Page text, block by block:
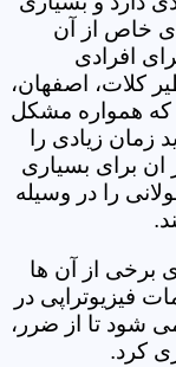
خاص از آن
افرادی
کلات، اصفهان،
که همواره مشکل
زمان زیادی را
برای بسیاری
را در وسیله
برخی از آن ها
فیزیوتراپی در
شود تا از ضرر،
کرد.